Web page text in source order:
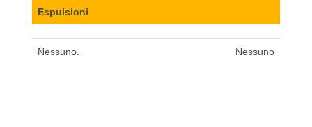
Espulsioni
Nessuno. Nessuno